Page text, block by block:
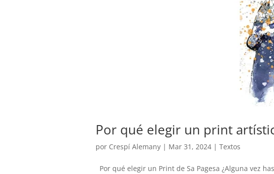
Por qué elegir un print
por Crespí Alemany| Mar 31, 2024| Textos
Por qué elegir un Print de Sa Pagesa ¿Alguna vez